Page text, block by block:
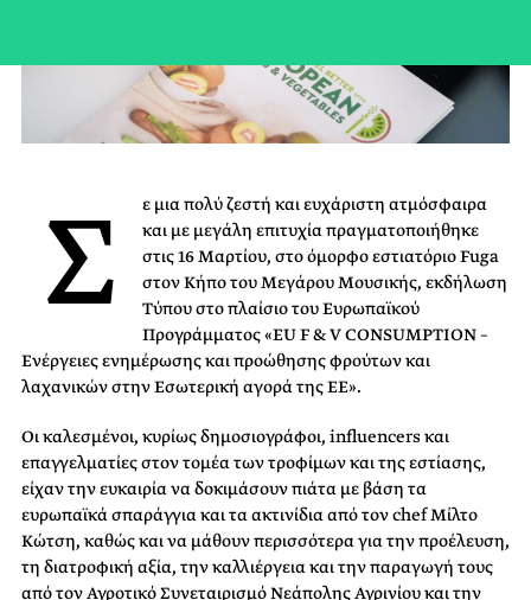
Σ
ε μια πολύ ζεστή και ευχάριστη ατμόσφαιρα
και με μεγάλη επιτυχία πραγματοποιήθηκε
στις 16 Μαρτίου, στο όμορφο εστιατόριο Fuga
στον Κήπο του Μεγάρου Μουσικής, εκδήλωση
Τύπου στο πλαίσιο του Ευρωπαϊκού
Προγράμματος «EU F & V CONSUMPTION –
Ενέργειες ενημέρωσης και προώθησης φρούτων και
λαχανικών στην Εσωτερική αγορά της ΕΕ».
Οι καλεσμένοι, κυρίως δημοσιογράφοι, influencers και
επαγγελματίες στον τομέα των τροφίμων και της εστίασης,
είχαν την ευκαιρία να δοκιμάσουν πιάτα με βάση τα
ευρωπαϊκά σπαράγγια και τα ακτινίδια από τον chef Μίλτο
Κώτση, καθώς και να μάθουν περισσότερα για την προέλευση,
τη διατροφική αξία, την καλλιέργεια και την παραγωγή τους
από τον Αγροτικό Συνεταιρισμό Νεάπολης Αγρινίου και την